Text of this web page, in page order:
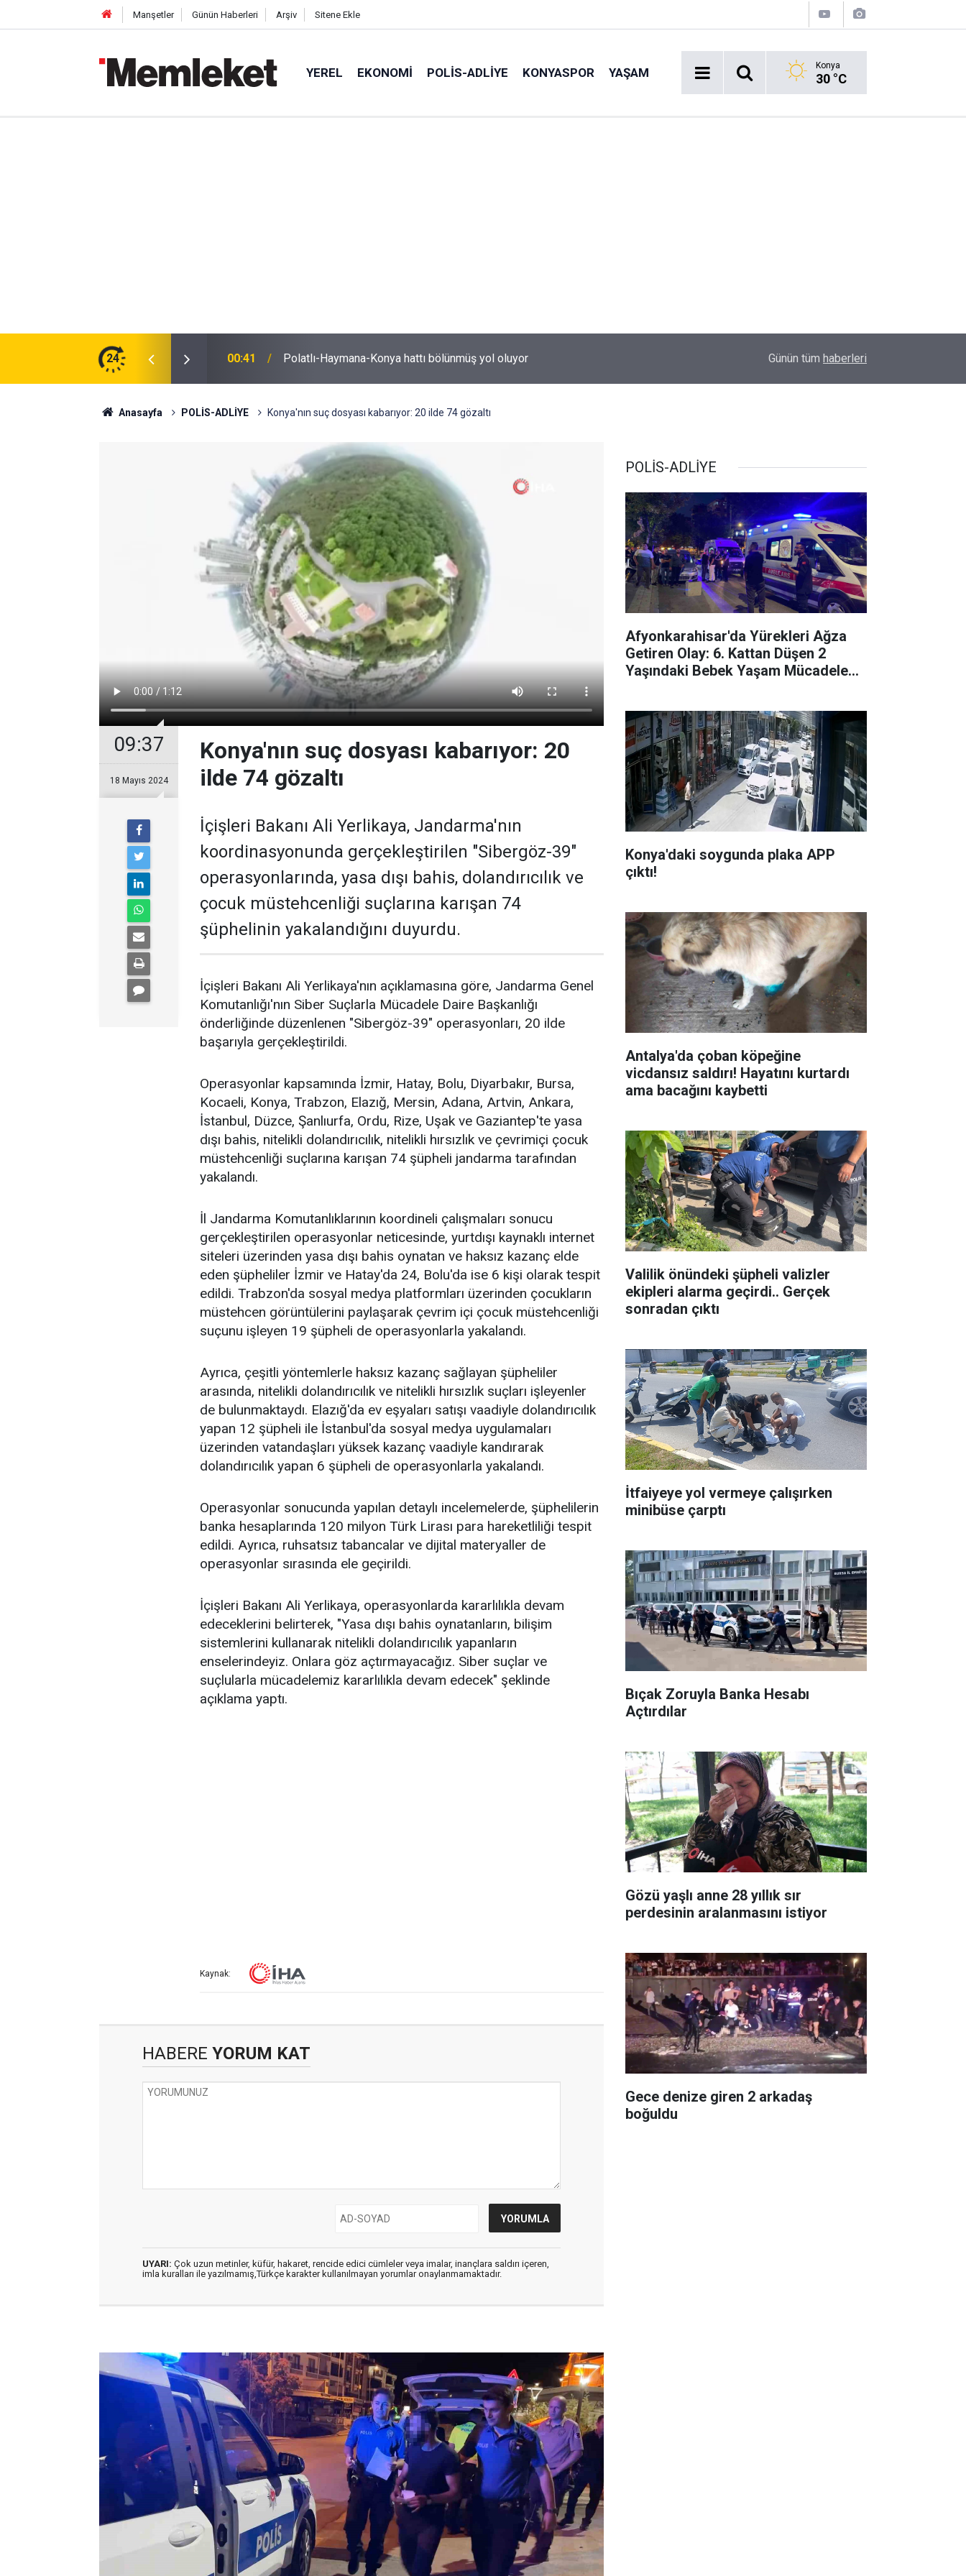
Manşetler Günün Haberleri Arşiv Sitene Ekle
YEREL EKONOMI POLİS-ADLİYE KONYASPOR YAŞAM Konya
30 °C
24
Otomobilde Şoke Eden Sonuç: 1.89 Promil
00:41 Polatlı-Haymana-Konya hattı bölünmüş yol oluyor Erkin Koray'ı bir tek onlar hatırladı
Günün tüm haberleri
Anasayfa POLİS-ADLİYE Konya'nın suç dosyası kabarıyor: 20 ilde 74 gözaltı
09:37
18 Mayıs 2024
Konya'nın suç dosyası kabarıyor: 20
ilde 74 gözaltı
İçişleri Bakanı Ali Yerlikaya, Jandarma'nın
koordinasyonunda gerçekleştirilen "Sibergöz-39"
operasyonlarında, yasa dışı bahis, dolandırıcılık ve
çocuk müstehcenliği suçlarına karışan 74
şüphelinin yakalandığını duyurdu.
İçişleri Bakanı Ali Yerlikaya'nın açıklamasına göre, Jandarma Genel
Komutanlığı'nın Siber Suçlarla Mücadele Daire Başkanlığı
önderliğinde düzenlenen "Sibergöz-39" operasyonları, 20 ilde
başarıyla gerçekleştirildi.
Operasyonlar kapsamında İzmir, Hatay, Bolu, Diyarbakır, Bursa,
Kocaeli, Konya, Trabzon, Elazığ, Mersin, Adana, Artvin, Ankara,
İstanbul, Düzce, Şanlıurfa, Ordu, Rize, Uşak ve Gaziantep'te yasa
dışı bahis, nitelikli dolandırıcılık, nitelikli hırsızlık ve çevrimiçi çocuk
müstehcenliği suçlarına karışan 74 şüpheli jandarma tarafından
yakalandı.
İl Jandarma Komutanlıklarının koordineli çalışmaları sonucu
gerçekleştirilen operasyonlar neticesinde, yurtdışı kaynaklı internet
siteleri üzerinden yasa dışı bahis oynatan ve haksız kazanç elde
eden şüpheliler İzmir ve Hatay'da 24, Bolu'da ise 6 kişi olarak tespit
edildi. Trabzon'da sosyal medya platformları üzerinden çocukların
müstehcen görüntülerini paylaşarak çevrim içi çocuk müstehcenliği
suçunu işleyen 19 şüpheli de operasyonlarla yakalandı.
Ayrıca, çeşitli yöntemlerle haksız kazanç sağlayan şüpheliler
arasında, nitelikli dolandırıcılık ve nitelikli hırsızlık suçları işleyenler
de bulunmaktaydı. Elazığ'da ev eşyaları satışı vaadiyle dolandırıcılık
yapan 12 şüpheli ile İstanbul'da sosyal medya uygulamaları
üzerinden vatandaşları yüksek kazanç vaadiyle kandırarak
dolandırıcılık yapan 6 şüpheli de operasyonlarla yakalandı.
Operasyonlar sonucunda yapılan detaylı incelemelerde, şüphelilerin
banka hesaplarında 120 milyon Türk Lirası para hareketliliği tespit
edildi. Ayrıca, ruhsatsız tabancalar ve dijital materyaller de
operasyonlar sırasında ele geçirildi.
İçişleri Bakanı Ali Yerlikaya, operasyonlarda kararlılıkla devam
edeceklerini belirterek, "Yasa dışı bahis oynatanların, bilişim
sistemlerini kullanarak nitelikli dolandırıcılık yapanların
enselerindeyiz. Onlara göz açtırmayacağız. Siber suçlar ve
suçlularla mücadelemiz kararlılıkla devam edecek" şeklinde
açıklama yaptı.
Kaynak:
HABERE YORUM KAT
UYARI: Çok uzun metinler, küfür, hakaret, rencide edici cümleler veya imalar, inançlara saldırı içeren,
imla kuralları ile yazılmamış,Türkçe karakter kullanılmayan yorumlar onaylanmamaktadır.
POLİS-ADLİYE
Afyonkarahisar'da Yürekleri Ağza
Getiren Olay: 6. Kattan Düşen 2
Yaşındaki Bebek Yaşam Mücadelesi
Konya'daki soygunda plaka APP
çıktı!
Antalya'da çoban köpeğine
vicdansız saldırı! Hayatını kurtardı
ama bacağını kaybetti
Valilik önündeki şüpheli valizler
ekipleri alarma geçirdi.. Gerçek
sonradan çıktı
İtfaiyeye yol vermeye çalışırken
minibüse çarptı
Bıçak Zoruyla Banka Hesabı
Açtırdılar
Gözü yaşlı anne 28 yıllık sır
perdesinin aralanmasını istiyor
Gece denize giren 2 arkadaş
boğuldu